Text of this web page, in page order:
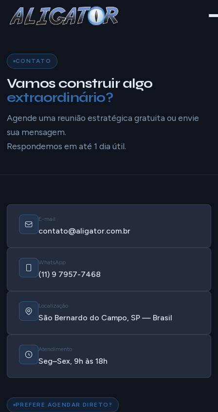
CONTATO
Vamos construir algo
extraordinário?
Agende uma reunião estratégica gratuita ou envie
sua mensagem.
Respondemos em até 1 dia útil.
E-mail
contato@aligator.com.br
WhatsApp
(11) 9 7957-7468
Localização
São Bernardo do Campo, SP — Brasil
Atendimento
Seg–Sex, 9h às 18h
PREFERE AGENDAR DIRETO?